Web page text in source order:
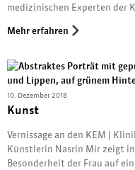
medizinischen Experten der
Mehr erfahren
10. Dezember 2018
Kunst
Vernissage an den KEM |
Künstlerin Nasrin Mir zeigt
Besonderheit der Frau auf